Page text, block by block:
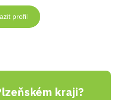
profil
kraji?